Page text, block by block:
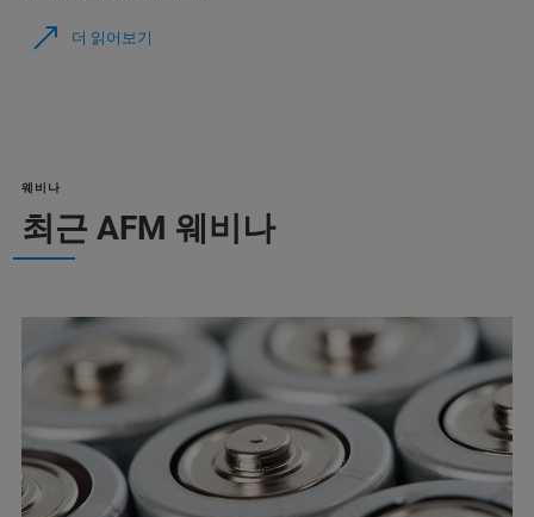
더 읽어보기
웨비나
최근 AFM 웨비나